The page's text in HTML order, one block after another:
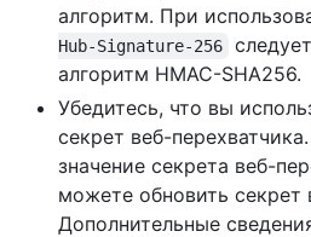
алгоритм. При
Hub-Signature-256
алгоритм HMAC-SHA256.
Убедитесь, что вы
секрет веб-
значение секрета веб-
можете обновить секрет
Дополнительные